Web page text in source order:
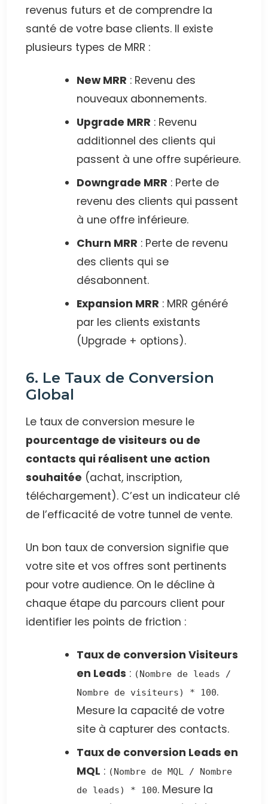
revenus futurs et de comprendre la
santé de votre base clients. Il existe
plusieurs types de MRR :
New MRR : Revenu des
nouveaux abonnements.
Upgrade MRR : Revenu
additionnel des clients qui
passent à une offre supérieure.
Downgrade MRR : Perte de
revenu des clients qui passent
à une offre inférieure.
Churn MRR : Perte de revenu
des clients qui se
désabonnent.
Expansion MRR : MRR généré
par les clients existants
(Upgrade + options).
6. Le Taux de Conversion
Global
Le taux de conversion mesure le
pourcentage de visiteurs ou de
contacts qui réalisent une action
souhaitée (achat, inscription,
téléchargement). C’est un indicateur clé
de l’efficacité de votre tunnel de vente.
Un bon taux de conversion signifie que
votre site et vos offres sont pertinents
pour votre audience. On le décline à
chaque étape du parcours client pour
identifier les points de friction :
Taux de conversion Visiteurs
en Leads : (Nombre de leads /
Nombre de visiteurs) * 100.
Mesure la capacité de votre
site à capturer des contacts.
Taux de conversion Leads en
MQL : (Nombre de MQL / Nombre
de leads) * 100. Mesure la